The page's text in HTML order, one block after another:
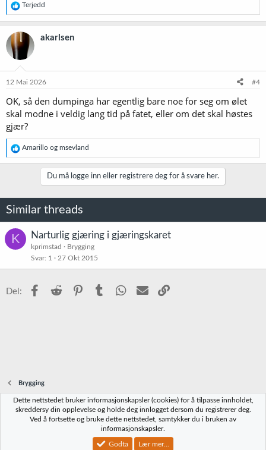
R
e
a
k
s
o
e
Terjedd
akarlsen
12 Mai 2026 #4
OK, så den dumpinga har egentlig bare noe for seg om ølet
skal modne i veldig lang tid på fatet, eller om det skal høstes
gjær?
R
e
a
n
e
r
Amarillo og msevland
Du må logge inn eller registrere deg for å svare her.
Similar threads
K Narturlig gjæring i gjæringskaret
kprimstad
Brygging
Svar 1 27 Okt 2015
Del: Facebook
Reddit PinterestTumblr WhatsApp
E-post
Brygging
Norbrygg-default
Vilkår og regler Personvernregler
Community platform by XenForo® © 2010-2023 XenForo Ltd.
Dette nettstedet bruker informasjonskapsler (cookies) for å tilpasse innholdet,
skreddersy din opplevelse og holde deg innlogget dersom du registrerer deg.
Ved å fortsette og bruke dette nettstedet, samtykker du i bruken av
informasjonskapsler.
Godta Lær mer...